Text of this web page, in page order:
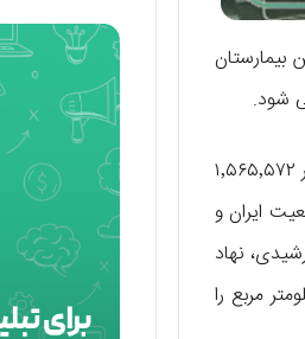
بسیاری در اختیار مردم قرار می دهد، 10 تا از بهترین بیمارستان
شود.
شیراز یکی از کلان‌شهرهای ایران و مرکز استان فارس در جنوب کشور است. جمعیت شیراز در سال ۱۳۹۵ خورشیدی، بالغ بر ۱٬۵۶۵٬۵۷۲
بزرگ و پرجمعیت ایران و
می‌رود؛ شیراز، سومین شهر ایران بود که پس از تبریز و تهران، در سال ۱۲۹۶ خورشیدی، نهاد
شیراز به ۱۱ منطقهٔ مستقل شهری، تقسیم شده و جمعاً مساحتی بالغ بر ۲۴۰ کیلومتر مربع را